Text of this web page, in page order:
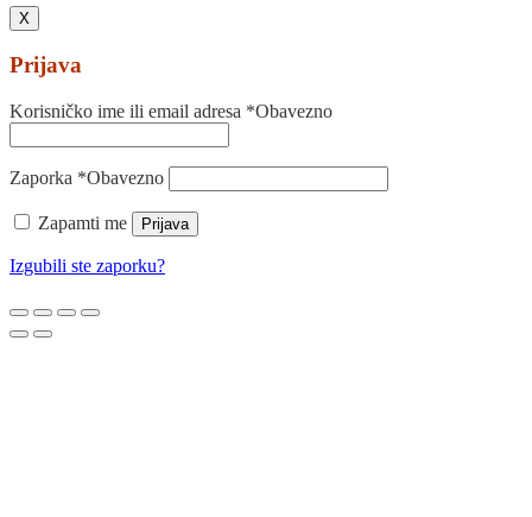
X
Prijava
Korisničko ime ili email adresa *Obavezno
Zaporka *Obavezno
Zapamti me Prijava
Izgubili ste zaporku?